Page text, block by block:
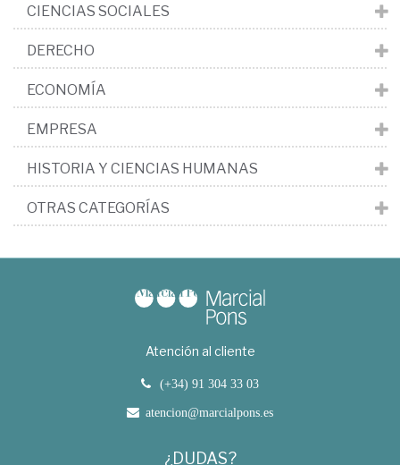
CIENCIAS SOCIALES
DERECHO
ECONOMÍA
EMPRESA
HISTORIA Y CIENCIAS HUMANAS
OTRAS CATEGORÍAS
Atención al cliente
(+34) 91 304 33 03
atencion@marcialpons.es
¿DUDAS?